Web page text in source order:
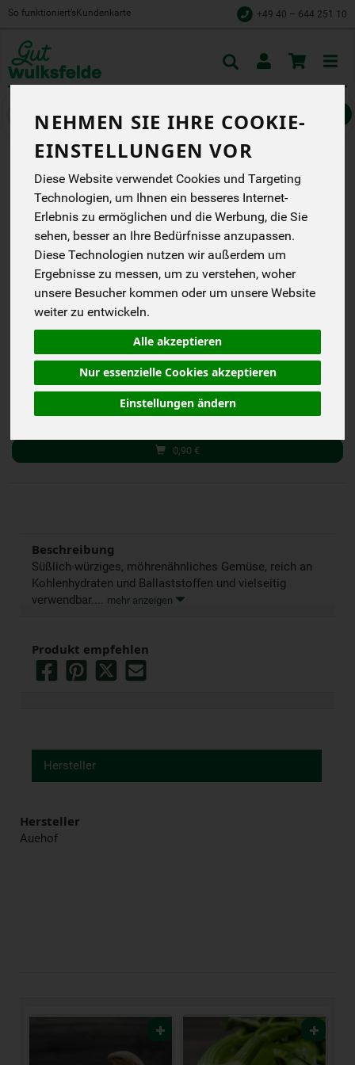
NEHMEN SIE IHRE COOKIE-
EINSTELLUNGEN VOR
Diese Website verwendet Cookies und Targeting
Technologien, um Ihnen ein besseres Internet-
Erlebnis zu ermöglichen und die Werbung, die Sie
sehen, besser an Ihre Bedürfnisse anzupassen.
Diese Technologien nutzen wir außerdem um
Ergebnisse zu messen, um zu verstehen, woher
unsere Besucher kommen oder um unsere Website
weiter zu entwickeln.
Alle akzeptieren
Nur essenzielle Cookies akzeptieren
Einstellungen ändern
So funktioniert’s Kundenkarte +49 40 – 644 251 10
Gemüse Zwiebelgemüse, Kohl & Rüben
PASTINAKEN REGIONAL
Auehof
DB
5,99 € * / kg
0,90 € / Stk
1 Stück ca. 150g
g Kg
Anzahl
0,90 €
Beschreibung
Süßlich-würziges, möhrenähnliches Gemüse, reich an
Kohlenhydraten und Ballaststoffen und vielseitig
verwendbar.... mehr anzeigen
Produkt empfehlen
Hersteller
Hersteller
Auehof
Toggle